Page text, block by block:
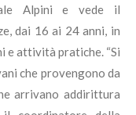
Alpini e vede il
dai 16 ai 24 anni, in
e attività pratiche. “Si
che provengono da
arrivano addirittura